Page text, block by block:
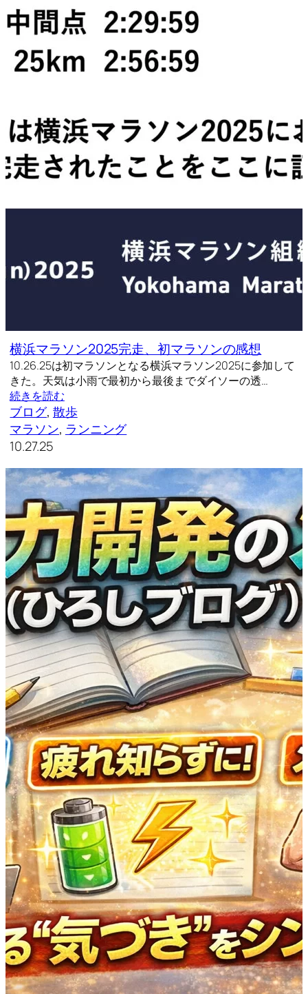
横浜マラソン2025完走、初マラソンの感想
10.26.25は初マラソンとなる横浜マラソン2025に参加して
きた。天気は小雨で最初から最後までダイソーの透…
続きを読む
ブログ, 散歩
マラソン, ランニング
10.27.25